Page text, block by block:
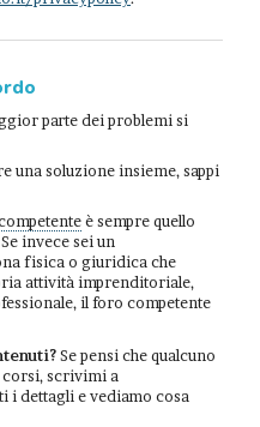
parte dei problemi si
una soluzione insieme, sappi
è sempre quello
invece sei un
fisica o giuridica che
attività imprenditoriale,
il foro competente
Se pensi che qualcuno
scrivimi a
i dettagli e vediamo cosa